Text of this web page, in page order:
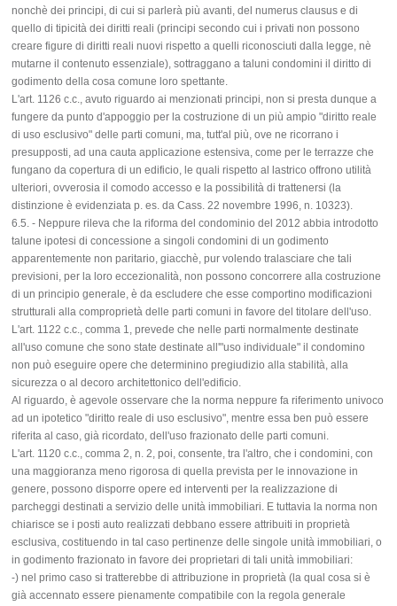
nonchè dei principi, di cui si parlerà più avanti, del numerus clausus e di
quello di tipicità dei diritti reali (principi secondo cui i privati non possono
creare figure di diritti reali nuovi rispetto a quelli riconosciuti dalla legge, nè
mutarne il contenuto essenziale), sottraggano a taluni condomini il diritto di
godimento della cosa comune loro spettante.
L'art. 1126 c.c., avuto riguardo ai menzionati principi, non si presta dunque a
fungere da punto d'appoggio per la costruzione di un più ampio "diritto reale
di uso esclusivo" delle parti comuni, ma, tutt'al più, ove ne ricorrano i
presupposti, ad una cauta applicazione estensiva, come per le terrazze che
fungano da copertura di un edificio, le quali rispetto al lastrico offrono utilità
ulteriori, ovverosia il comodo accesso e la possibilità di trattenersi (la
distinzione è evidenziata p. es. da Cass. 22 novembre 1996, n. 10323).
6.5. - Neppure rileva che la riforma del condominio del 2012 abbia introdotto
talune ipotesi di concessione a singoli condomini di un godimento
apparentemente non paritario, giacchè, pur volendo tralasciare che tali
previsioni, per la loro eccezionalità, non possono concorrere alla costruzione
di un principio generale, è da escludere che esse comportino modificazioni
strutturali alla comproprietà delle parti comuni in favore del titolare dell'uso.
L'art. 1122 c.c., comma 1, prevede che nelle parti normalmente destinate
all'uso comune che sono state destinate all'"uso individuale" il condomino
non può eseguire opere che determinino pregiudizio alla stabilità, alla
sicurezza o al decoro architettonico dell'edificio.
Al riguardo, è agevole osservare che la norma neppure fa riferimento univoco
ad un ipotetico "diritto reale di uso esclusivo", mentre essa ben può essere
riferita al caso, già ricordato, dell'uso frazionato delle parti comuni.
L'art. 1120 c.c., comma 2, n. 2, poi, consente, tra l'altro, che i condomini, con
una maggioranza meno rigorosa di quella prevista per le innovazione in
genere, possono disporre opere ed interventi per la realizzazione di
parcheggi destinati a servizio delle unità immobiliari. E tuttavia la norma non
chiarisce se i posti auto realizzati debbano essere attribuiti in proprietà
esclusiva, costituendo in tal caso pertinenze delle singole unità immobiliari, o
in godimento frazionato in favore dei proprietari di tali unità immobiliari:
-) nel primo caso si tratterebbe di attribuzione in proprietà (la qual cosa si è
già accennato essere pienamente compatibile con la regola generale